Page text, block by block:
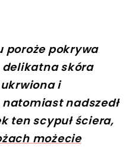
poroże pokrywa
delikatna skóra
i
nadszedł
ten scypuł ściera,
możecie